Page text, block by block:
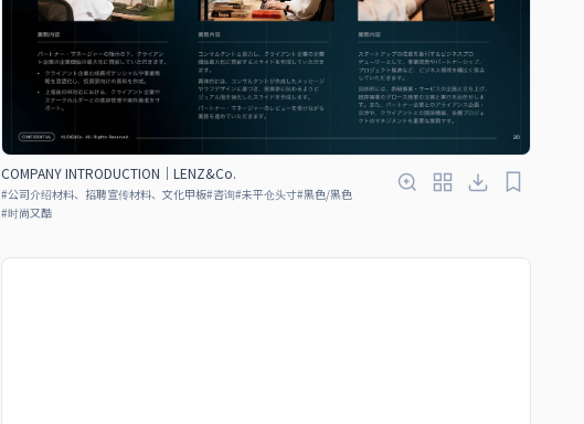
COMPANY INTRODUCTION｜LENZ&Co.
#公司介绍材料、招聘宣传材料、文化甲板#咨询#未平仓头寸#黑色/黑色
#时尚又酷